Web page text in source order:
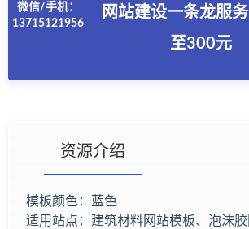
微信/手机：
13715121956
网站建设一条龙服
至300元
资源介绍
有疑问？请点击复制链接咨询！
模板颜色：蓝色
适用站点：建筑材料网站模板、泡沫